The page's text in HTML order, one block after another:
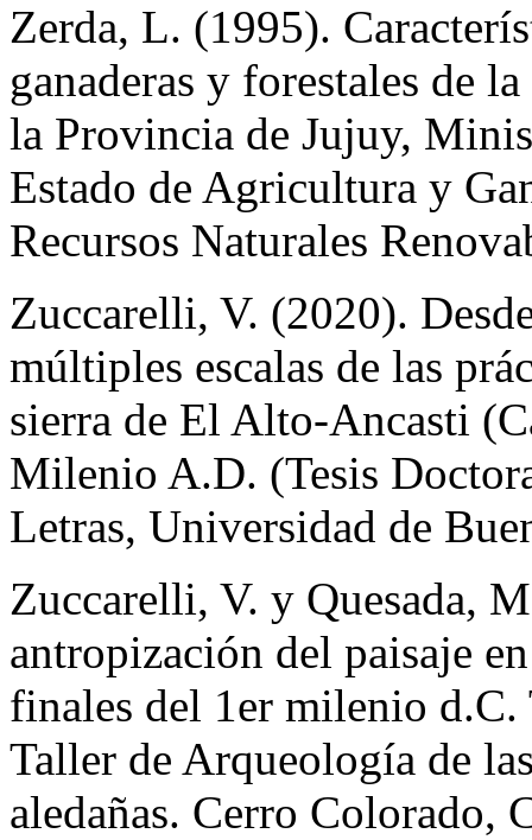
Zerda, L. (1995).
ganaderas y forestales de
la Provincia de Jujuy,
Estado de Agricultura y
Recursos Naturales
Zuccarelli, V. (2020).
múltiples escalas de las
sierra de El Alto-Ancasti
Milenio A.D. (Tesis
Letras, Universidad de
Zuccarelli, V. y Quesada,
antropización del paisaje
finales del 1er milenio
Taller de Arqueología de
aledañas. Cerro Colorado,